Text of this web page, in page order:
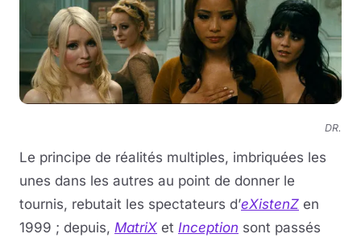
DR.
Le principe de réalités multiples, imbriquées les
unes dans les autres au point de donner le
tournis, rebutait les spectateurs d’eXistenZ en
1999 ; depuis, MatriX et Inception sont passés